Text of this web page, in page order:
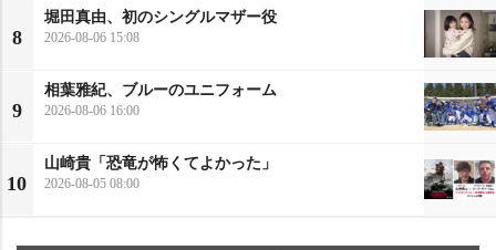
8
堀田真由、初のシングルマザー役
2026-08-06 15:08
9
相葉雅紀、ブルーのユニフォーム
2026-08-06 16:00
10
山崎貴「恐竜が怖くてよかった」
2026-08-05 08:00